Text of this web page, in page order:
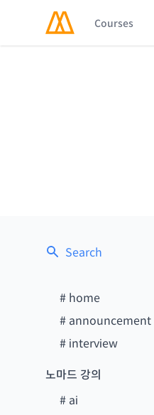
Courses
Search
# home
# announcement
# interview
노마드 강의
# ai